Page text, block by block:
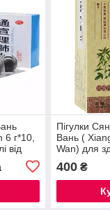
6 г*10,
від
Пігулки
Вань (
Wan) для
400₴